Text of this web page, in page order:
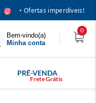
• Ofertas imperdíveis!
Bem-vindo(a)
Minha conta
0
PRÉ-VENDA